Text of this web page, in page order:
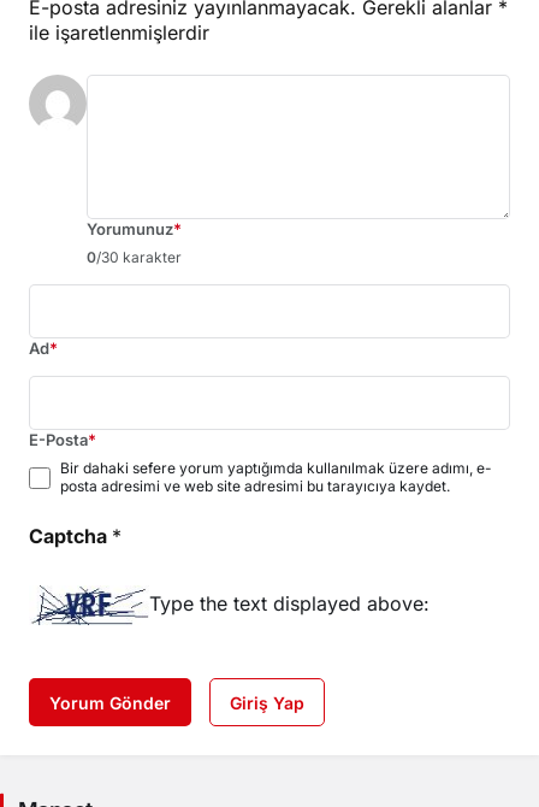
E-posta adresiniz yayınlanmayacak. Gerekli alanlar *
ile işaretlenmişlerdir
Yorumunuz*
0/30 karakter
Ad*
E-Posta*
Bir dahaki sefere yorum yaptığımda kullanılmak üzere adımı, e-
posta adresimi ve web site adresimi bu tarayıcıya kaydet.
Captcha *
Type the text displayed above:
Yorum Gönder Giriş Yap